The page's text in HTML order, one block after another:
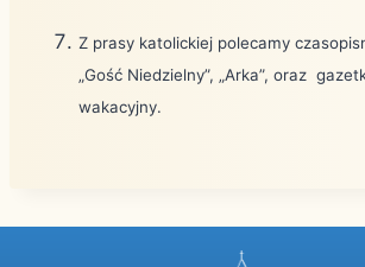
Z prasy katolickiej polecamy
„Gość Niedzielny”, „Arka”, oraz
wakacyjny.